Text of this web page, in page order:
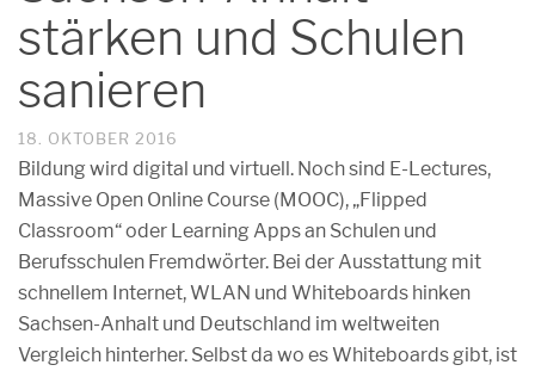
stärken und Schulen
sanieren
18. OKTOBER 2016
Bildung wird digital und virtuell. Noch sind E-Lectures,
Massive Open Online Course (MOOC), „Flipped
Classroom“ oder Learning Apps an Schulen und
Berufsschulen Fremdwörter. Bei der Ausstattung mit
schnellem Internet, WLAN und Whiteboards hinken
Sachsen-Anhalt und Deutschland im weltweiten
Vergleich hinterher. Selbst da wo es Whiteboards gibt, ist